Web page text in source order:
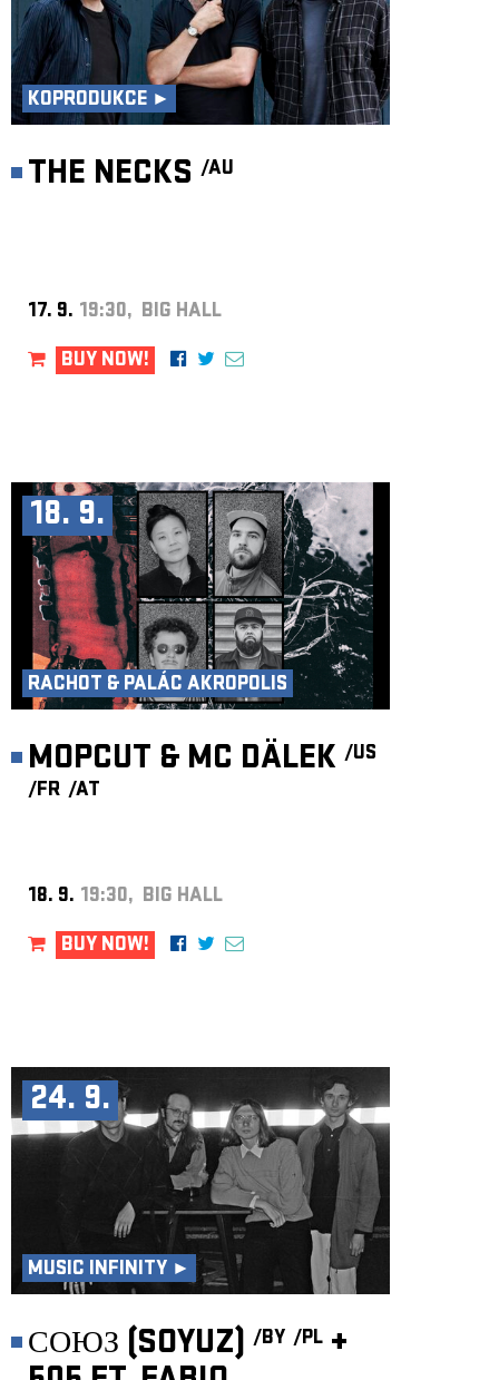
KOPRODUKCE ►
THE NECKS /AU
17. 9. 19:30, BIG HALL
BUY NOW!
18. 9.
RACHOT & PALÁC AKROPOLIS
MOPCUT & MC DÄLEK /US
/FR /AT
18. 9. 19:30, BIG HALL
BUY NOW!
24. 9.
MUSIC INFINITY ►
СОЮЗ (SOYUZ) /BY /PL +